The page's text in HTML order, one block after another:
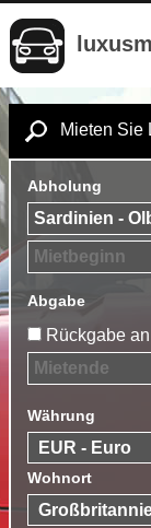
Mieten Sie
Abholung
Abgabe
Rückgabe
Währung
Wohnort